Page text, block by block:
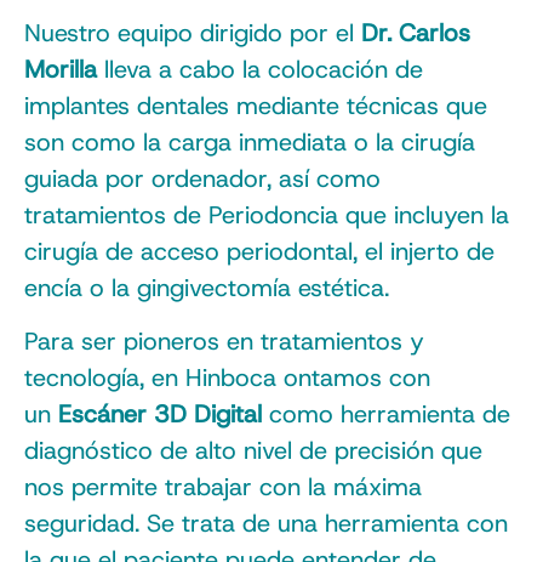
Nuestro equipo dirigido por el Dr. Carlos
Morillalleva a cabo la colocación de
implantes dentales mediante técnicas que
son como la carga inmediata o la cirugía
guiada por ordenador, así como
tratamientos de Periodoncia que incluyen la
cirugía de acceso periodontal, el injerto de
encía o la gingivectomía estética.
Para ser pioneros en tratamientos y
tecnología, en Hinboca ontamos con
un Escáner 3D Digital como herramienta de
diagnóstico de alto nivel de precisión que
nos permite trabajar con la máxima
seguridad. Se trata de una herramienta con